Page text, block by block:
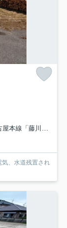
「藤川」駅 徒歩87分
、水道残置され